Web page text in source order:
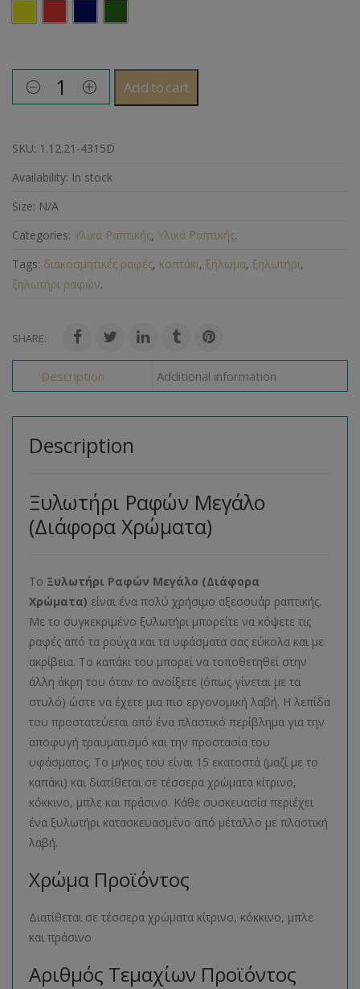
Add to cart
SKU: 1.12.21-4315D
Availability: In stock
Size: N/A
Categories: Υλικά Ραπτικής, Υλικά Ραπτικής.
Tags: διακοσμητικές ραφές, κοπτάκι, ξήλωμα, ξηλωτήρι,
ξηλωτήρι ραφών.
SHARE:
Description Additional information
Description
Ξυλωτήρι Ραφών Μεγάλο
(Διάφορα Χρώματα)
Το Ξυλωτήρι Ραφών Μεγάλο (Διάφορα
Χρώματα) είναι ένα πολύ χρήσιμο αξεσουάρ ραπτικής.
Με το συγκεκριμένο ξυλωτήρι μπορείτε να κόψετε τις
ραφές από τα ρούχα και τα υφάσματα σας εύκολα και με
ακρίβεια. Το καπάκι του μπορεί να τοποθετηθεί στην
άλλη άκρη του όταν το ανοίξετε (όπως γίνεται με τα
στυλό) ώστε να έχετε μια πιο εργονομική λαβή. Η λεπίδα
του προστατεύεται από ένα πλαστικό περίβλημα για την
αποφυγή τραυματισμό και την προστασία του
υφάσματος. Το μήκος του είναι 15 εκατοστά (μαζί με το
καπάκι) και διατίθεται σε τέσσερα χρώματα κίτρινο,
κόκκινο, μπλε και πράσινο. Κάθε συσκευασία περιέχει
ένα ξυλωτήρι κατασκευασμένο από μέταλλο με πλαστική
λαβή.
Χρώμα Προϊόντος
Διατίθεται σε τέσσερα χρώματα κίτρινο, κόκκινο, μπλε
και πράσινο
Αριθμός Τεμαχίων Προϊόντος